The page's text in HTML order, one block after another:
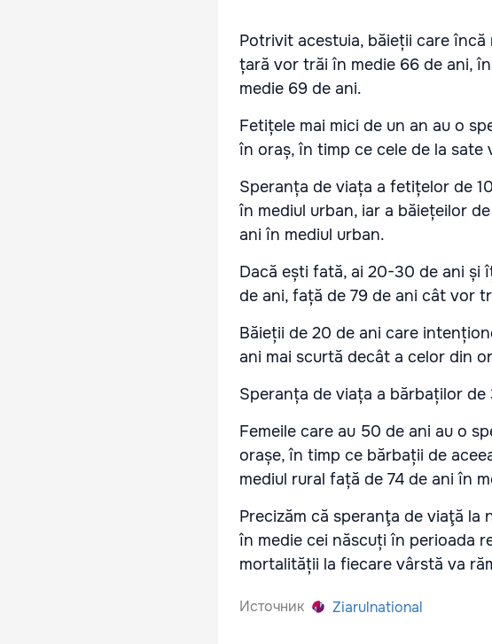
Potrivit acestuia, băieții care
țară vor trăi în medie 66 de ani,
medie 69 de ani.
Fetițele mai mici de un an au o
în oraș, în timp ce cele de la
Speranța de viața a fetițelor de
în mediul urban, iar a băiețeilor
ani în mediul urban.
Dacă ești fată, ai 20-30 de ani și
de ani, față de 79 de ani cât vor
Băieții de 20 de ani care
ani mai scurtă decât a celor din
Speranța de viața a bărbaților
Femeile care au 50 de ani au o
orașe, în timp ce bărbații de
mediul rural față de 74 de ani în
Precizăm că speranţa de viaţă
în medie cei născuți în perioada
mortalității la fiecare vârstă va
Источник Ziarulnational